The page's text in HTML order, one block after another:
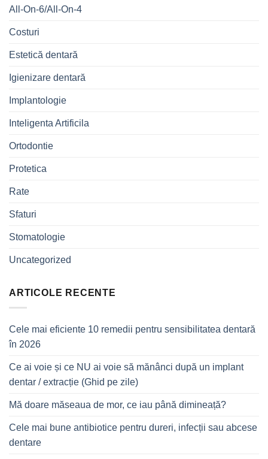
All-On-6/All-On-4
Costuri
Estetică dentară
Igienizare dentară
Implantologie
Inteligenta Artificila
Ortodontie
Protetica
Rate
Sfaturi
Stomatologie
Uncategorized
ARTICOLE RECENTE
Cele mai eficiente 10 remedii pentru sensibilitatea dentară
în 2026
Ce ai voie și ce NU ai voie să mănânci după un implant
dentar / extracție (Ghid pe zile)
Mă doare măseaua de mor, ce iau până dimineață?
Cele mai bune antibiotice pentru dureri, infecții sau abcese
dentare